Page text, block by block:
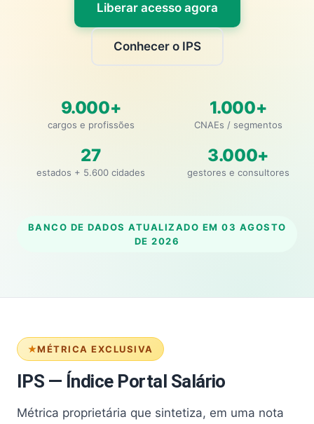
Liberar acesso agora
Conhecer o IPS
9.000+
cargos e profissões
1.000+
CNAEs / segmentos
27
estados + 5.600 cidades
3.000+
gestores e consultores
BANCO DE DADOS ATUALIZADO EM 03 AGOSTO
DE 2026
MÉTRICA EXCLUSIVA
IPS — Índice Portal Salário
Métrica proprietária que sintetiza, em uma nota